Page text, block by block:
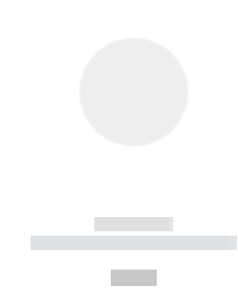
------------
----------- ----------- --------